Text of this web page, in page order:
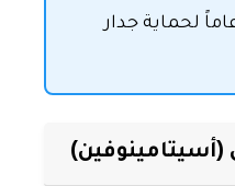
كان عمرك يتجاوز 65 عاماً لحماية جدار
(أسيتامينوفين)